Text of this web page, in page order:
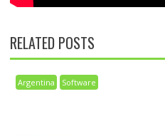
RELATED POSTS
Argentina Software